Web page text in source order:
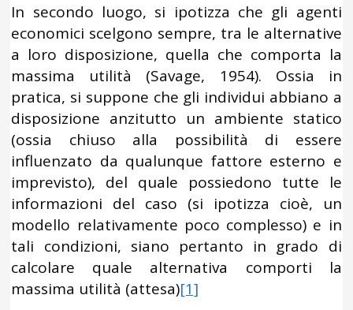
In secondo luogo, si ipotizza che gli agenti
economici scelgono sempre, tra le alternative
a loro disposizione, quella che comporta la
massima utilità (Savage, 1954). Ossia in
pratica, si suppone che gli individui abbiano a
disposizione anzitutto un ambiente statico
(ossia chiuso alla possibilità di essere
influenzato da qualunque fattore esterno e
imprevisto), del quale possiedono tutte le
informazioni del caso (si ipotizza cioè, un
modello relativamente poco complesso) e in
tali condizioni, siano pertanto in grado di
calcolare quale alternativa comporti la
massima utilità (attesa)[1]